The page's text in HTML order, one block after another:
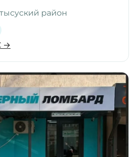
район
→